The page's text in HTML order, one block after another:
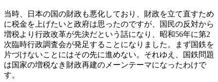
当時、日本の国の財政も悪化しており、財政を立て直すため
に税金を上げたいと政府は思ったのですが、国民の反対から
増税より行政改革が先決だという話になり、昭和56年に第2
次臨時行政調査会が発足することになりました。まず国鉄を
片づけないことにはその先に進めない。それゆえ、国鉄問題
は国家の増税なき財政再建のメーンテーマになったわけで
す。